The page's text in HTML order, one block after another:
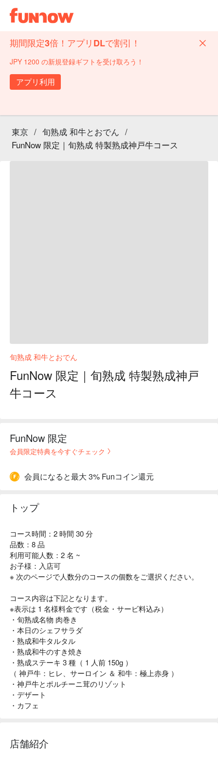
期間限定3倍！アプリDLで割引！
JPY 1200 の新規登録ギフトを受け取ろう！
アプリ利用
東京 / 旬熟成 和牛とおでん /
FunNow 限定｜旬熟成 特製熟成神戸牛コース
旬熟成 和牛とおでん
FunNow 限定｜旬熟成 特製熟成神戸
牛コース
FunNow 限定
会員限定特典を今すぐチェック
会員になると最大 3% Funコイン還元
トップ
コース時間：2 時間 30 分
品数：8 品
利用可能人数：2 名 ~
お子様：入店可
※ 次のページで人数分のコースの個数をご選択ください。
コース内容は下記となります。
※表示は 1 名様料金です（税金・サービ料込み）
・旬熟成名物 肉巻き
・本日のシェフサラダ
・熟成和牛タルタル
・熟成和牛のすき焼き
・熟成ステーキ 3 種（ 1 人前 150g ）
（ 神戸牛：ヒレ、サーロイン ＆ 和牛：極上赤身 ）
・神戸牛とポルチーニ茸のリゾット
・デザート
・カフェ
店舗紹介